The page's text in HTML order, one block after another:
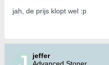
jah, de prijs klopt wel :p
jeffer